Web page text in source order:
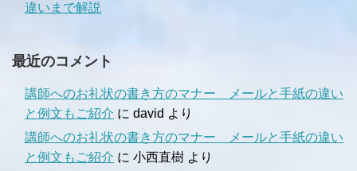
違いまで解説
最近のコメント
講師へのお礼状の書き方のマナー メールと手紙の違い
と例文もご紹介 に david より
講師へのお礼状の書き方のマナー メールと手紙の違い
と例文もご紹介 に 小西直樹 より